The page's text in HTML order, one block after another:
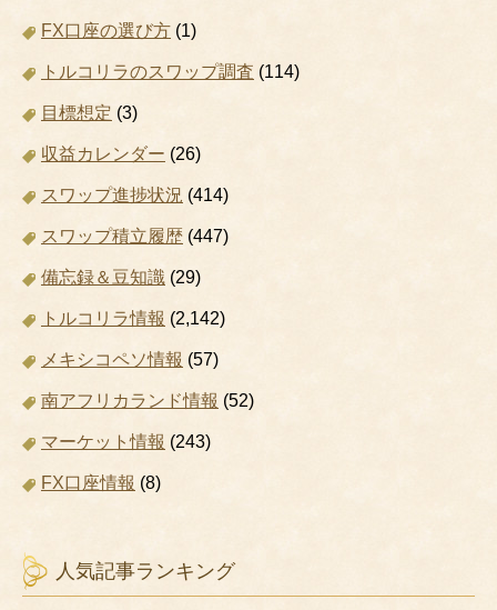
FX口座の選び方 (1)
トルコリラのスワップ調査 (114)
目標想定 (3)
収益カレンダー (26)
スワップ進捗状況 (414)
スワップ積立履歴 (447)
備忘録＆豆知識 (29)
トルコリラ情報 (2,142)
メキシコペソ情報 (57)
南アフリカランド情報 (52)
マーケット情報 (243)
FX口座情報 (8)
人気記事ランキング